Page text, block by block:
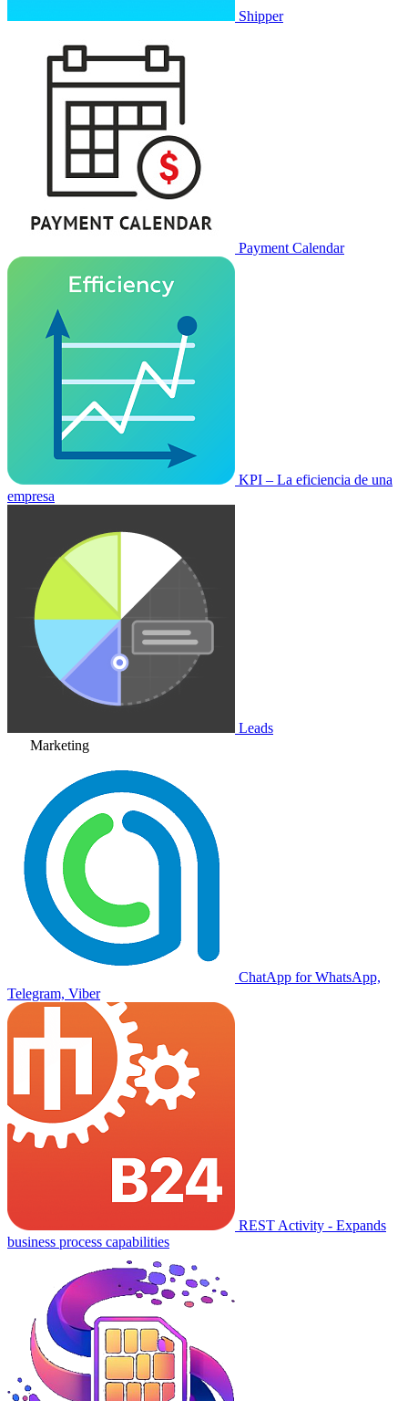
Shipper
Payment Calendar
KPI – La eficiencia de una
empresa
Leads
Marketing
ChatApp for WhatsApp,
Telegram, Viber
REST Activity - Expands
business process capabilities